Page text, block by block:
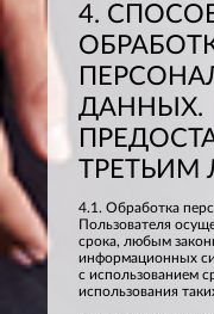
4.
ДАННЫХ.
ТРЕТЬИМ
4.1. Обработка
Пользователя
срока, любым
информационных
с использованием
использования